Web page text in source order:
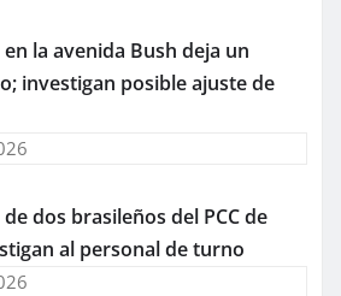
la avenida Bush deja un
investigan posible ajuste de
dos brasileños del PCC de
al personal de turno